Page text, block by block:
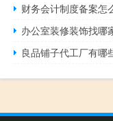
财务会计制度备案怎
办公室装修装饰找哪
良品铺子代工厂有哪